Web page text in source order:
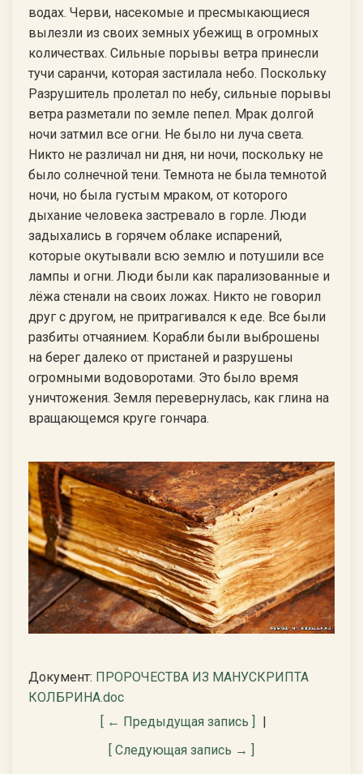
Документ: ПРОРОЧЕСТВА ИЗ МАНУСКРИПТА
КОЛБРИНА.doc
[ ← Предыдущая запись ]
[ Следующая запись → ]